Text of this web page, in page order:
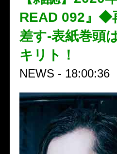
READ 092』◆
差す-表紙巻頭
キリト！
NEWS - 18:00:36